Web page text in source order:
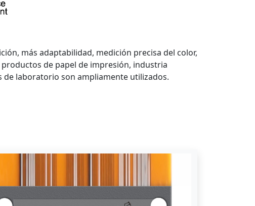
más adaptabilidad, medición precisa del color,
de papel de impresión, industria
laboratorio son ampliamente utilizados.